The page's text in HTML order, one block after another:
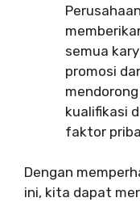
semua
promosi
kualifikasi
faktor
Dengan
ini, kita dapat